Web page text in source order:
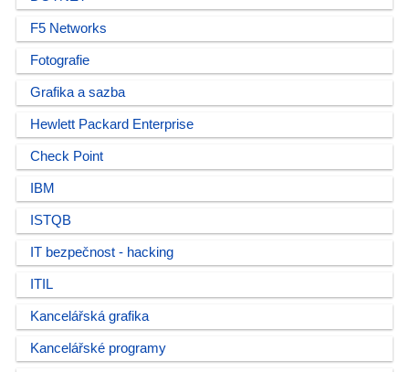
F5 Networks
Fotografie
Grafika a sazba
Hewlett Packard Enterprise
Check Point
IBM
ISTQB
IT bezpečnost - hacking
ITIL
Kancelářská grafika
Kancelářské programy